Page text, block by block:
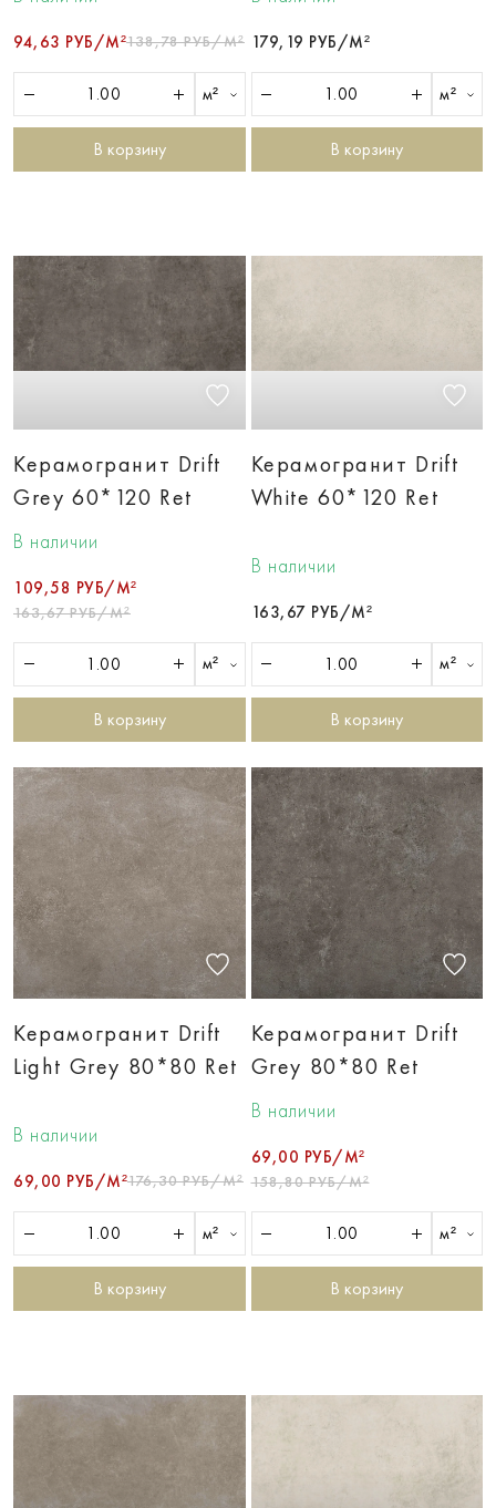
94,63 РУБ/М²138,78 РУБ/М²
м²
В корзину
179,19 РУБ/М²
м²
В корзину
Керамогранит Drift
Grey 60*120 Ret
В наличии
109,58 РУБ/М²
163,67 РУБ/М²
м²
В корзину
Керамогранит Drift
White 60*120 Ret
В наличии
163,67 РУБ/М²
м²
В корзину
Керамогранит Drift
Light Grey 80*80 Ret
В наличии
69,00 РУБ/М²176,30 РУБ/М²
м²
В корзину
Керамогранит Drift
Grey 80*80 Ret
В наличии
69,00 РУБ/М²
158,80 РУБ/М²
м²
В корзину